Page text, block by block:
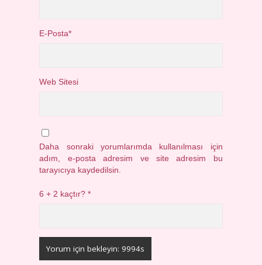
E-Posta*
Web Sitesi
Daha sonraki yorumlarımda kullanılması için
adım, e-posta adresim ve site adresim bu
tarayıcıya kaydedilsin.
6 + 2 kaçtır?*